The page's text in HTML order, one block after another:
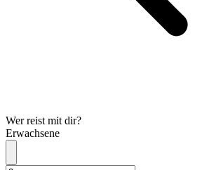
Wer reist mit dir?
Erwachsene